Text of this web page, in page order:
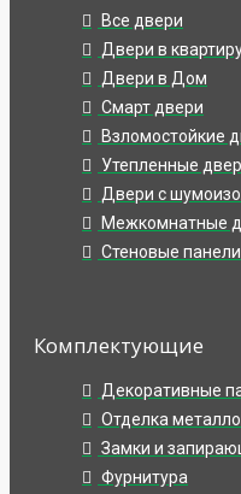
Все двери
Двери в
Двери в Дом
Смарт двери
Взломостойкие
Утепленные
Двери с
Межкомнатные
Стеновые панели
Комплектующие
Декоративные
Отделка
Замки и
Фурнитура